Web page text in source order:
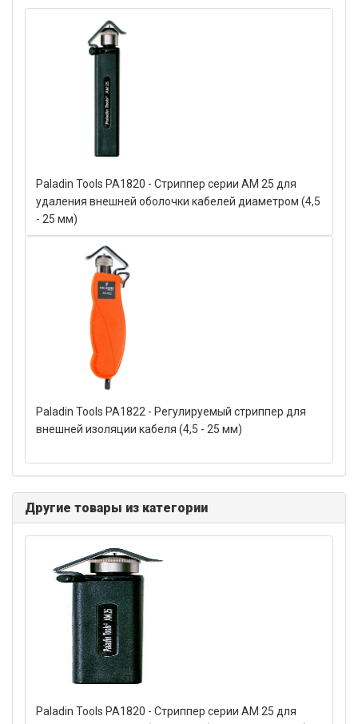
Paladin Tools PA1820 - Стриппер серии AM 25 для
удаления внешней оболочки кабелей диаметром (4,5
- 25 мм)
Paladin Tools PA1822 - Регулируемый стриппер для
внешней изоляции кабеля (4,5 - 25 мм)
Другие товары из категории
Paladin Tools PA1820 - Стриппер серии AM 25 для